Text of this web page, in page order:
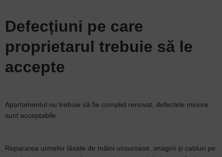
Defecțiuni pe care
proprietarul trebuie să le
accepte
Apartamentul nu trebuie să fie complet renovat, defectele minore
sunt acceptabile.
Repararea urmelor lăsate de mâini unsuroase, imagini și cabluri pe